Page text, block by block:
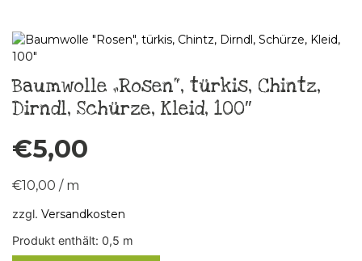
Baumwolle „Rosen“, türkis, Chintz,
Dirndl, Schürze, Kleid, 100″
€5,00
€10,00 / m
zzgl. Versandkosten
Produkt enthält: 0,5 m